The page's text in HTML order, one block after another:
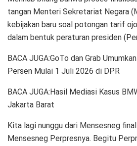
tangan Menteri Sekretariat Negara
kebijakan baru soal potongan tarif
dalam bentuk peraturan presiden
BACA JUGA:GoTo dan Grab
Persen Mulai 1 Juli 2026 di DPR
BACA JUGA:Hasil Mediasi Kasus
Jakarta Barat
Kita lagi nunggu dari Mensesneg
Mensesneg Perpresnya. Begitu